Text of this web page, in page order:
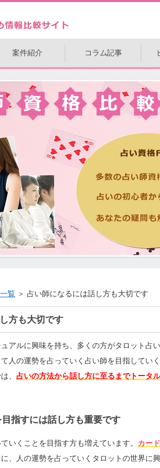
案件紹介 コラム記事
覧＞ 占い師になるには話し方も大切です
方も大切です
アルに興味を持ち、多くの方がタロット占
人の運勢を占っていく占い師を目指してい
、 占いの方法から話し方に至るまでトータ
指すには話し方も重要です
いくことを目指す方も増えています。
カー
、人の運勢を占っていくタロットの世界に